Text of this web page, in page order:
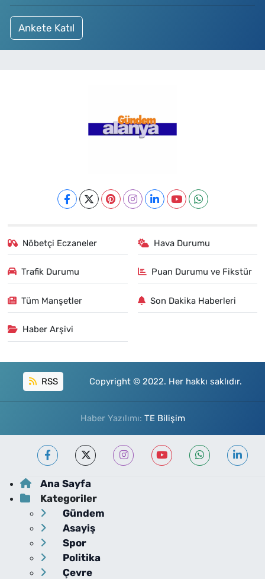
Ankete Katıl
Nöbetçi Eczaneler Hava Durumu
Trafik Durumu Puan Durumu ve Fikstür
Tüm Manşetler Son Dakika Haberleri
Haber Arşivi
RSS Copyright © 2022. Her hakkı saklıdır.
Haber Yazılımı: TE Bilişim
Ana Sayfa
Kategoriler
Gündem
Asayiş
Spor
Politika
Çevre